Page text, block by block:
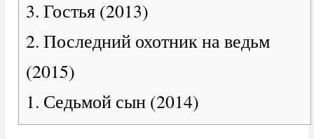
3. Гостья (2013)
2. Последний охотник на ведьм
(2015)
1. Седьмой сын (2014)